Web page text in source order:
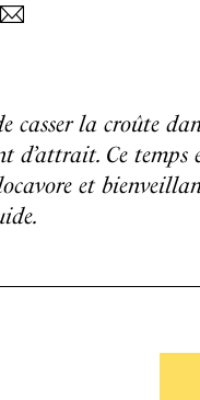
casser la croûte
Ce temps
et